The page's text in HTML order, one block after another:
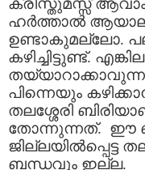
ഹര്‍ത്താല്‍ ആയാലും
ഉണ്ടാകുമല്ലോ.
കഴിച്ചിട്ടുണ്ട്.
പിന്നെയും
തലശ്ശേരി
തോന്നുന്നത്. ഈ
ജില്ലയില്‍പ്പെട്ട
ബന്ധവും ഇല്ല.